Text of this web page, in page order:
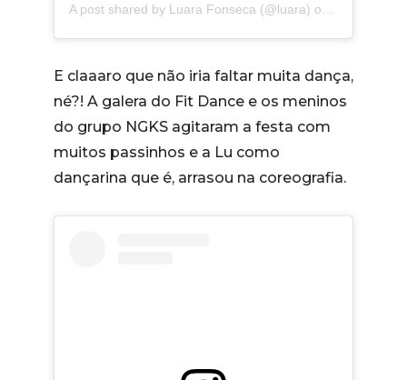
A post shared by Luara Fonseca (@luara) on
E claaaro que não iria faltar muita dança,
né?! A galera do Fit Dance e os meninos
do grupo NGKS agitaram a festa com
muitos passinhos e a Lu como
dançarina que é, arrasou na coreografia.